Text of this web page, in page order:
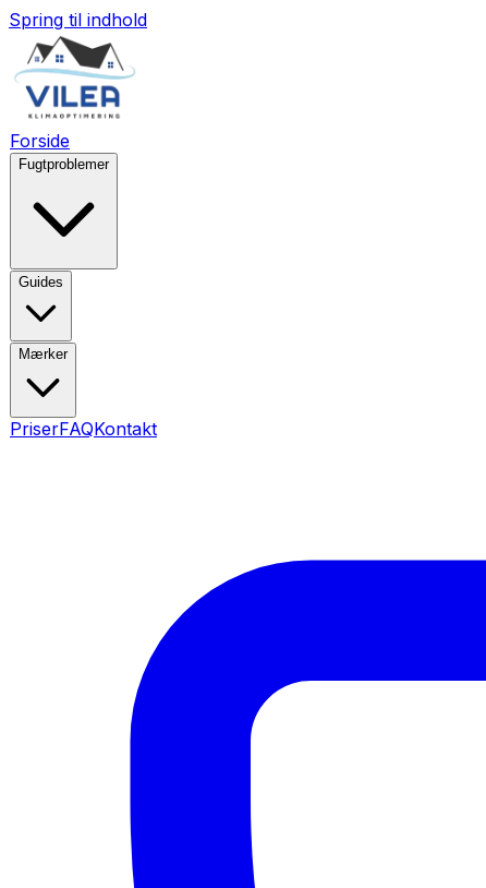
Spring til indhold
Forside
Fugtproblemer
Guides
Mærker
PriserFAQKontakt